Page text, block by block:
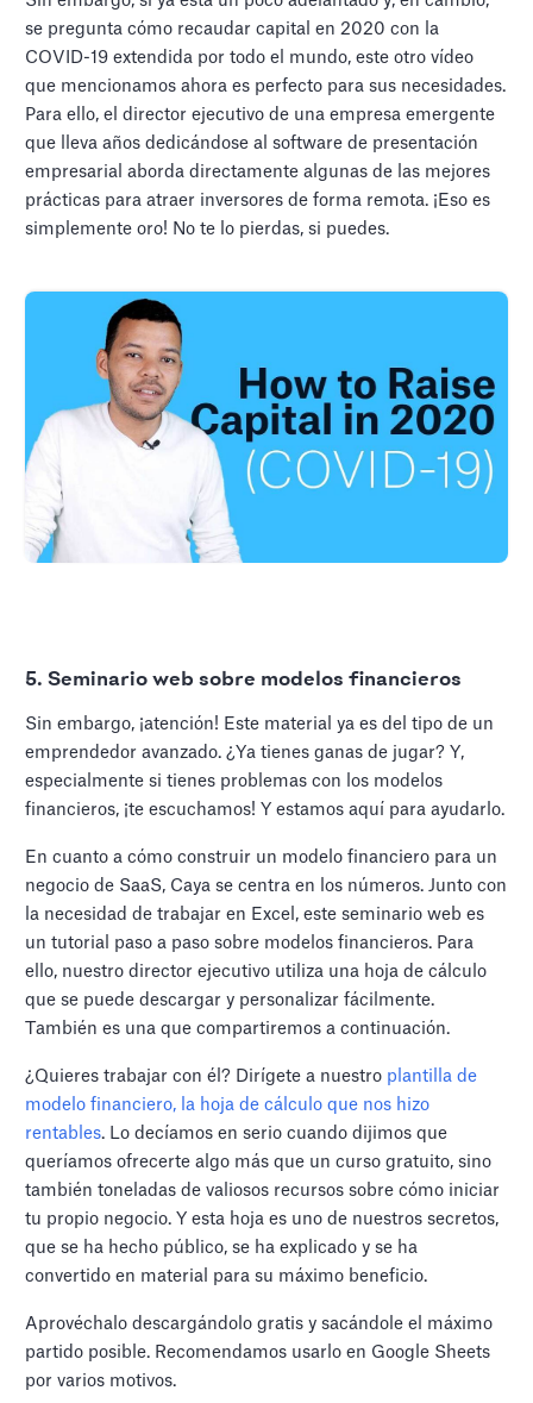
se pregunta cómo recaudar capital en 2020 con la
COVID-19 extendida por todo el mundo, este otro vídeo
que mencionamos ahora es perfecto para sus necesidades.
Para ello, el director ejecutivo de una empresa emergente
que lleva años dedicándose al software de presentación
empresarial aborda directamente algunas de las mejores
prácticas para atraer inversores de forma remota. ¡Eso es
simplemente oro! No te lo pierdas, si puedes.
5. Seminario web sobre modelos financieros
Sin embargo, ¡atención! Este material ya es del tipo de un
emprendedor avanzado. ¿Ya tienes ganas de jugar? Y,
especialmente si tienes problemas con los modelos
financieros, ¡te escuchamos! Y estamos aquí para ayudarlo.
En cuanto a cómo construir un modelo financiero para un
negocio de SaaS, Caya se centra en los números. Junto con
la necesidad de trabajar en Excel, este seminario web es
un tutorial paso a paso sobre modelos financieros. Para
ello, nuestro director ejecutivo utiliza una hoja de cálculo
que se puede descargar y personalizar fácilmente.
También es una que compartiremos a continuación.
¿Quieres trabajar con él? Dirígete a nuestro plantilla de
modelo financiero, la hoja de cálculo que nos hizo
rentables. Lo decíamos en serio cuando dijimos que
queríamos ofrecerte algo más que un curso gratuito, sino
también toneladas de valiosos recursos sobre cómo iniciar
tu propio negocio. Y esta hoja es uno de nuestros secretos,
que se ha hecho público, se ha explicado y se ha
convertido en material para su máximo beneficio.
Aprovéchalo descargándolo gratis y sacándole el máximo
partido posible. Recomendamos usarlo en Google Sheets
por varios motivos.